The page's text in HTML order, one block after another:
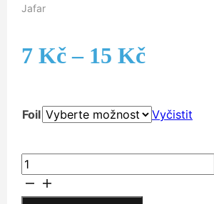
Jafar
7 Kč – 15 KčRozpětí
7 Kč
až
Foil Vyčistit
Lena
Sabrewing,
Pure